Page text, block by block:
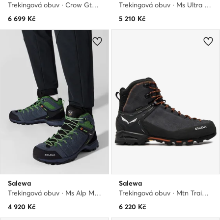
Trekingová obuv · Crow Gtx GORE-TEX 61328-0935 · Černá
6 699 Kč
Trekingová obuv · Ms Ultra Flex 2 Mid Gtx 61387-0984 · Tmavomodrá
5 210 Kč
Salewa
Trekingová obuv · Ms Alp Mate Mid Wp 61384-3862 · Tmavomodrá
4 920 Kč
Salewa
Trekingová obuv · Mtn Trainer Classic Mid Gtx M 61426 · Šedá
6 220 Kč